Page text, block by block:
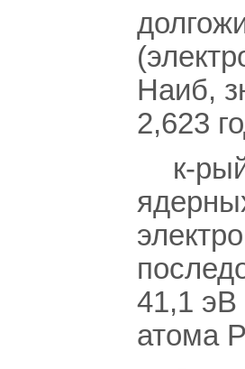
Наиб,
2,623
к-
41,1 эВ
атома